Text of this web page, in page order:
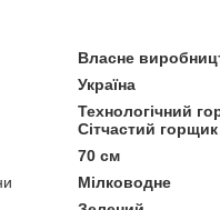
Власне
Україна
Технологічний
Сітчастий горщик
70 см
Мілководне